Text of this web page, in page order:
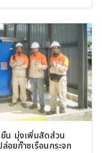
น มุ่งเพิ่มสัดส่วน
อยก๊าซเรือนกระจก